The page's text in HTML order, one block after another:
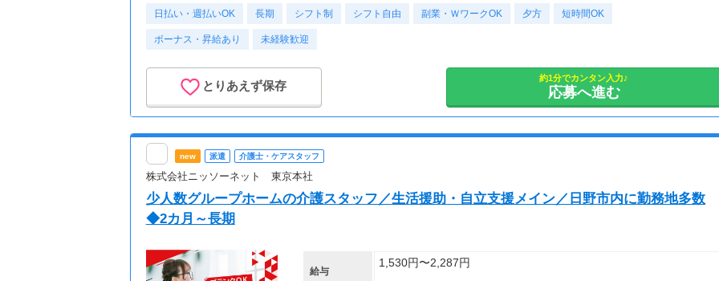
・月収316,800円（日収(1,800*8)円×月22回勤務）
※資格手当あり（時給50円～UP/資格の種類によって異なる）
※週払いOK（規定あり）
→金曜日締め最短翌週火曜日にお給料GET♪
※車・バイク通勤に関して施設により異なる場合あり（応相談）
応募後、あなたの希望をお伺いして、
※勤務時間に合わせて30分～1ｈの休憩あり
※この時間内で、働けるご希望時間帯をもとにお探し致します。
◇9：00～16：00など
◇7：00～14：00など
夕方からWワークの方に最適！
日払い・週払いOK 長期 シフト制 シフト自由 副業・ＷワークOK 夕方 短時間OK
ボーナス・昇給あり 未経験歓迎
とりあえず保存
約1分でカンタン入力♪
応募へ進む
new 派遣 介護士・ケアスタッフ
株式会社ニッソーネット 東京本社
少人数グループホームの介護スタッフ／生活援助・自立支援メイン／日野市内に勤務地多数
◆2カ月～長期
給与
1,530円〜2,287円